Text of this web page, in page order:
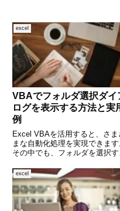
excel
VBAでフォルダ選択ダイ
ログを表示する方法と実
例
Excel VBAを活用すると、さま
まな自動化処理を実現できます
その中でも、フォルダを選択す
や、保存先の指定などで特に
ちます。この記事では、VBAで
フォルダを選択する方法につい
て、初心者にもわかりやす
excel